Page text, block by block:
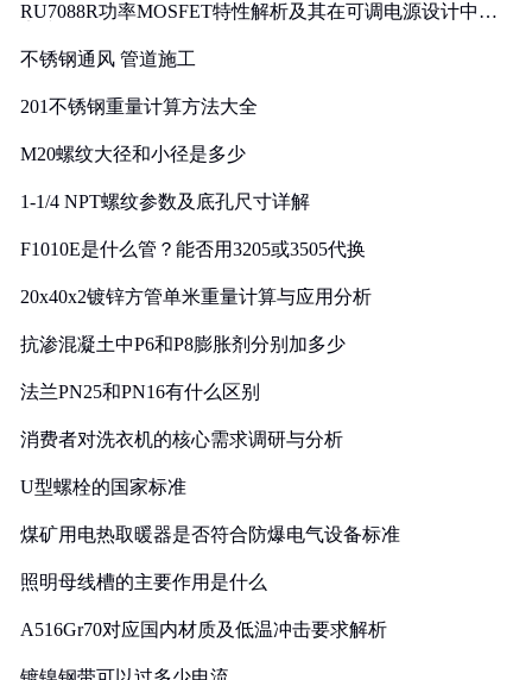
RU7088R功率MOSFET特性解析及其在可调电源设计中的
不锈钢通风 管道施工
201不锈钢重量计算方法大全
M20螺纹大径和小径是多少
1-1/4 NPT螺纹参数及底孔尺寸详解
F1010E是什么管？能否用3205或3505代换
20x40x2镀锌方管单米重量计算与应用分析
抗渗混凝土中P6和P8膨胀剂分别加多少
法兰PN25和PN16有什么区别
消费者对洗衣机的核心需求调研与分析
U型螺栓的国家标准
煤矿用电热取暖器是否符合防爆电气设备标准
照明母线槽的主要作用是什么
A516Gr70对应国内材质及低温冲击要求解析